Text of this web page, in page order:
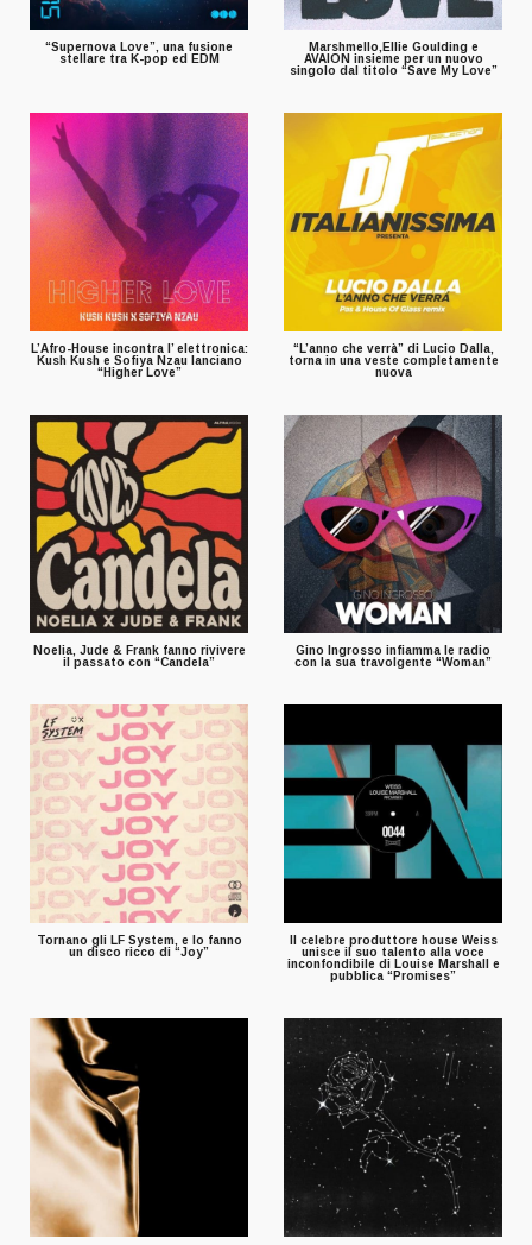
“Supernova Love”, una fusione
stellare tra K-pop ed EDM
Marshmello,Ellie Goulding e
AVAION insieme per un nuovo
singolo dal titolo “Save My Love”
L’Afro-House incontra l’ elettronica:
Kush Kush e Sofiya Nzau lanciano
“Higher Love”
“L’anno che verrà” di Lucio Dalla,
torna in una veste completamente
nuova
Noelia, Jude & Frank fanno rivivere
il passato con “Candela”
Gino Ingrosso infiamma le radio
con la sua travolgente “Woman”
Tornano gli LF System, e lo fanno
un disco ricco di “Joy”
Il celebre produttore house Weiss
unisce il suo talento alla voce
inconfondibile di Louise Marshall e
pubblica “Promises”